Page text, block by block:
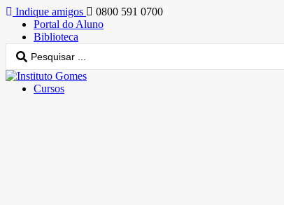
Indique amigos
0800 591 0700
Portal do Aluno
Biblioteca
Cursos